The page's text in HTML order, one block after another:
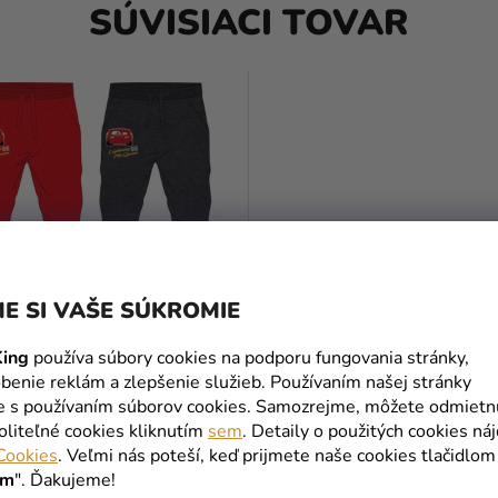
SI VAŠE SÚKROMIE
používa súbory cookies na podporu fungovania stránky,
reklám a zlepšenie služieb. Používaním našej stránky
s používaním súborov cookies. Samozrejme, môžete
cookies kliknutím sem. Detaily o použitých cookies
. Veľmi nás poteší, keď prijmete naše cookies tlačidlom
". Ďakujeme!
SÚVISIACI TOVAR
tepláky - Autá, sivé